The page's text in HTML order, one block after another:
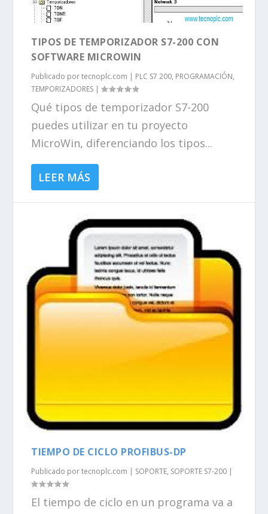
TIPOS DE TEMPORIZADOR S7-200 CON
SOFTWARE MICROWIN
Publicado portecnoplc.com | PLC S7 200, PROGRAMACIÓN,
TEMPORIZADORES |
Qué tipos de temporizador S7-200
puedes utilizar en tu proyecto
MicroWin, diferenciando los tipos...
LEER MÁS
TIEMPO DE CICLO PROFIBUS-DP
Publicado portecnoplc.com | SOPORTE, SOPORTE S7-200 |
El tiempo de ciclo en un programa va a